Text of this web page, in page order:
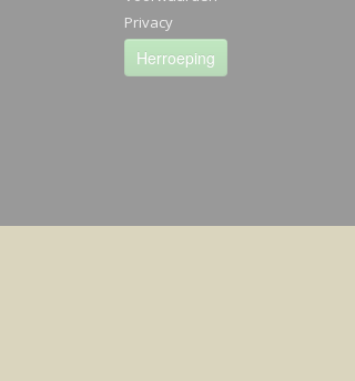
Privacy
Herroeping